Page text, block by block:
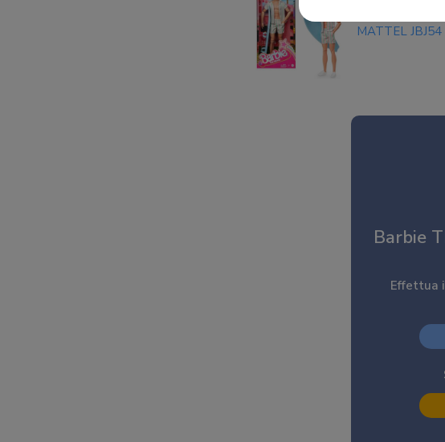
MATTEL JBJ54
Barbie
Effettua